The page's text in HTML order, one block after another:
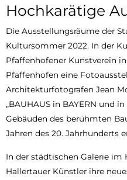
Hochkarätige
Die Ausstellungsräume der
Kultursommer 2022. In der
Pfaffenhofener Kunstverein
Pfaffenhofen eine
Architekturfotografen Jean
„BAUHAUS in BAYERN und
Gebäuden des berühmten
Jahren des 20. Jahrhunderts
In der städtischen Galerie im
Hallertauer Künstler ihre